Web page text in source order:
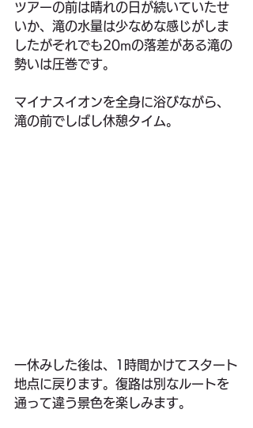
ツアーの前は晴れの日が続いていたせ
いか、滝の水量は少なめな感じがしま
したがそれでも20mの落差がある滝の
勢いは圧巻です。
マイナスイオンを全身に浴びながら、
滝の前でしばし休憩タイム。
一休みした後は、1時間かけてスタート
地点に戻ります。復路は別なルートを
通って違う景色を楽しみます。